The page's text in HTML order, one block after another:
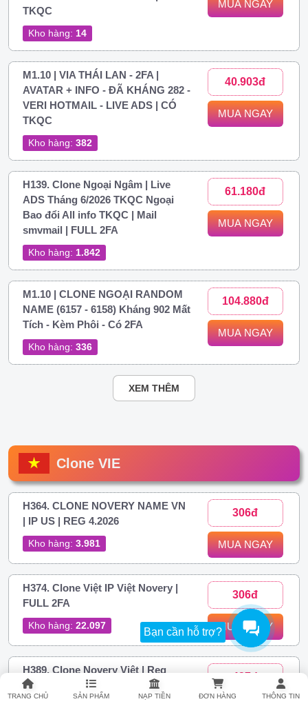
Bạn cần hỗ trợ?
TRANG CHỦ SẢN PHẨM NẠP TIỀN ĐƠN HÀNG THÔNG TIN
TKQC
Kho hàng: 14
MUA NGAY
M1.10 | VIA THÁI LAN - 2FA |
AVATAR + INFO - ĐÃ KHÁNG 282 -
VERI HOTMAIL - LIVE ADS | CÓ
TKQC
Kho hàng: 382
40.903đ
MUA NGAY
H139. Clone Ngoại Ngâm | Live
ADS Tháng 6/2026 TKQC Ngoại
Bao đổi All info TKQC | Mail
smvmail | FULL 2FA
Kho hàng: 1.842
61.180đ
MUA NGAY
M1.10 | CLONE NGOẠI RANDOM
NAME (6157 - 6158) Kháng 902 Mất
Tích - Kèm Phôi - Có 2FA
Kho hàng: 336
104.880đ
MUA NGAY
XEM THÊM
Clone VIE
H364. CLONE NOVERY NAME VN
| IP US | REG 4.2026
Kho hàng: 3.981
306đ
MUA NGAY
H374. Clone Việt IP Việt Novery |
FULL 2FA
Kho hàng: 22.097
306đ
MUA NGAY
H389. Clone Novery Việt | Reg
Phone Android
437đ